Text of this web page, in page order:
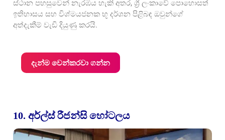
ස්ථාන පහසුවෙන් නැරඹිය හැකි අතර, ශ්‍රී ලංකාවේ පොහොසත්
ඉතිහාසය සහ විශ්මයජනක භූ දර්ශන පිළිබඳ ඔවුන්ගේ
අත්දැකීම් වැඩි දියුණු කරයි.
දැන්ම වෙන්කරවා ගන්න
10. අර්ල්ස් රීජන්සි හෝටලය